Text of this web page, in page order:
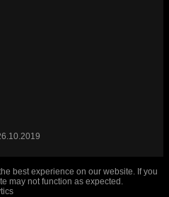
best experience on our website. If you
may not function as expected.